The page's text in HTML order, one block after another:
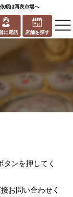
頼は再良市場へ
に電話 店舗を探す
ンを押してく
お問い合わせく